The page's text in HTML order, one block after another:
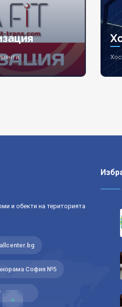
и обекти на територията
София №5